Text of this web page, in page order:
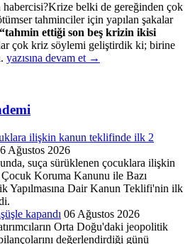
Krize belki de gereğinden çok
tahminciler için yapılan şakalar
“tahmin ettiği son beş krizin ikisi
çok kriz söylemi geliştirdik ki; birine
Amerikan
yazısına devam et →
ilişkin kanun teklifinde ilk 2
Ağustos 2026
suça sürüklenen çocuklara ilişkin
Koruma Kanunu ile Bazı
Yapılmasına Dair Kanun Teklifi'nin ilk
kapandı 06 Ağustos 2026
Orta Doğu'daki jeopolitik
değerlendirdiği günü